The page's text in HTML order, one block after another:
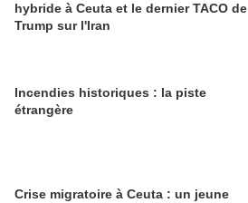
hybride à Ceuta et le dernier TACO de
Trump sur l'Iran
Incendies historiques : la piste
étrangère
Crise migratoire à Ceuta : un jeune